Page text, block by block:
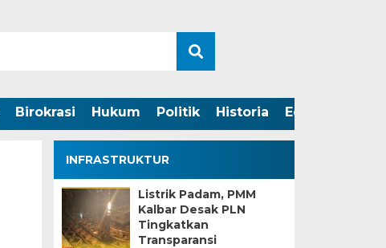
Birokrasi Hukum Politik Historia Edukasi
INFRASTRUKTUR
Listrik Padam, PMM
Kalbar Desak PLN
Tingkatkan
Transparansi